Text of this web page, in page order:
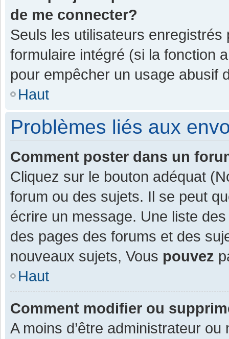
de me connecter?
Seuls les utilisateurs enregistrés
formulaire intégré (si la fonction
pour empêcher un usage abusif
Haut
Problèmes liés aux
Comment poster dans un
Cliquez sur le bouton adéquat
forum ou des sujets. Il se peut
écrire un message. Une liste
des pages des forums et des
nouveaux sujets, Vous pouvez
Haut
Comment modifier ou
A moins d’être administrateur